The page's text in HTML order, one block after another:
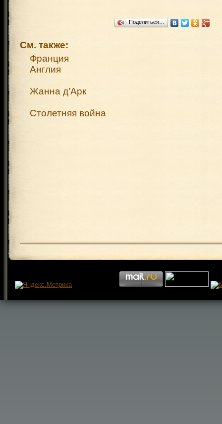
Поделиться…
См. также:
Франция
Англия
Жанна д’Арк
Столетняя война